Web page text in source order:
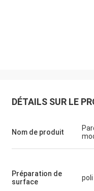
DÉTAILS SUR LE
Nom de produit
Préparation de
surface
poli